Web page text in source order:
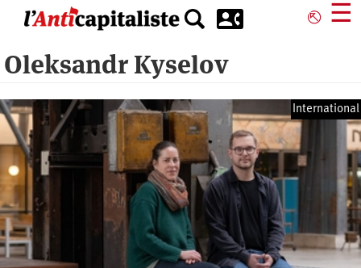
principal
⎋ ☰
Oleksandr Kyselov
International